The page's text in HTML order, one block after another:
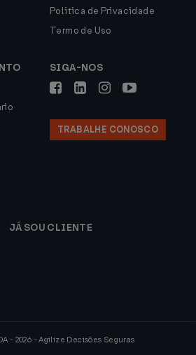
Política de Privacidade
Termo de Uso
SIGA-NOS
TRABALHE CONOSCO
JÁ SOU CLIENTE
- 2026 - Agilize Decisões Seguras